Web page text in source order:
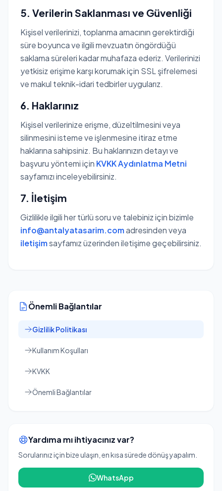
5. Verilerin Saklanması ve Güvenliği
Kişisel verilerinizi, toplanma amacının gerektirdiği
süre boyunca ve ilgili mevzuatın öngördüğü
saklama süreleri kadar muhafaza ederiz. Verilerinizi
yetkisiz erişime karşı korumak için SSL şifrelemesi
ve makul teknik-idari tedbirler uygularız.
6. Haklarınız
Kişisel verilerinize erişme, düzeltilmesini veya
silinmesini isteme ve işlenmesine itiraz etme
haklarına sahipsiniz. Bu haklarınızın detayı ve
başvuru yöntemi için KVKK Aydınlatma Metni
sayfamızı inceleyebilirsiniz.
7. İletişim
Gizlilikle ilgili her türlü soru ve talebiniz için bizimle
info@antalyatasarim.comadresinden veya
iletişimsayfamız üzerinden iletişime geçebilirsiniz.
Önemli Bağlantılar
Gizlilik Politikası
Kullanım Koşulları
KVKK
Önemli Bağlantılar
Yardıma mı ihtiyacınız var?
Sorularınız için bize ulaşın, en kısa sürede dönüş yapalım.
WhatsApp